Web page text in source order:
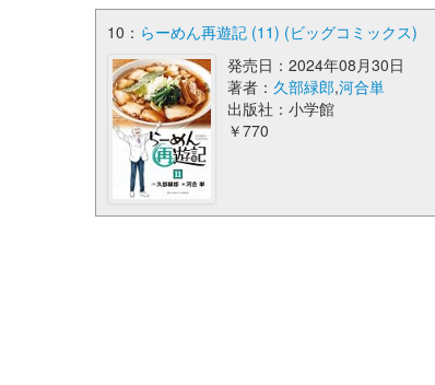
10： らーめん再遊記 (11) (ビッグコミックス)
発売日：2024年08月30日
著者： 久部緑郎,河合単
出版社：小学館
￥770